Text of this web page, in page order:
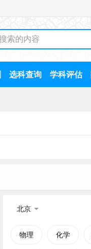
选科查询 学科评估
北京
物理 化学